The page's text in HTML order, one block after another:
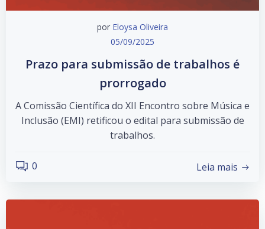
por Eloysa Oliveira
05/09/2025
Prazo para submissão de trabalhos é
prorrogado
A Comissão Científica do XII Encontro sobre Música e
Inclusão (EMI) retificou o edital para submissão de
trabalhos.
0 Leia mais